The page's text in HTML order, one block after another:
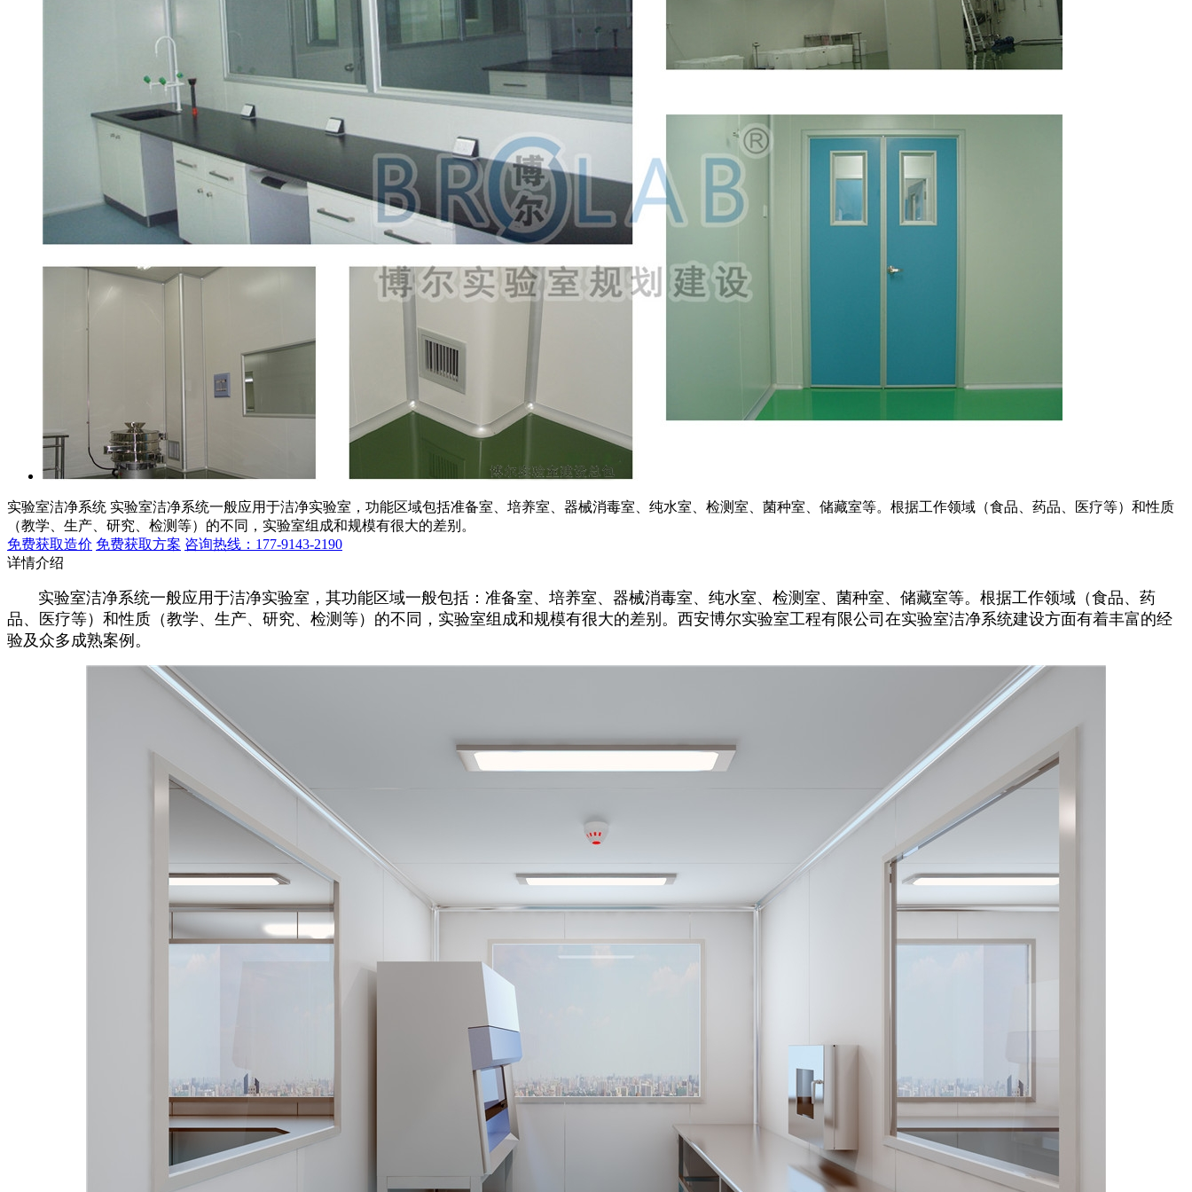
实验室洁净系统 实验室洁净系统一般应用于洁净实验室，功能区域包括准备室、培养室、器械消毒室、纯水室、检测室、菌种室、储藏室等。根据工作领域（食品、药品、医疗等）和性质
（教学、生产、研究、检测等）的不同，实验室组成和规模有很大的差别。
免费获取造价 免费获取方案 咨询热线：177-9143-2190
详情介绍
实验室洁净系统一般应用于洁净实验室，其功能区域一般包括：准备室、培养室、器械消毒室、纯水室、检测室、菌种室、储藏室等。根据工作领域（食品、药
品、医疗等）和性质（教学、生产、研究、检测等）的不同，实验室组成和规模有很大的差别。西安博尔实验室工程有限公司在实验室洁净系统建设方面有着丰富的经
验及众多成熟案例。